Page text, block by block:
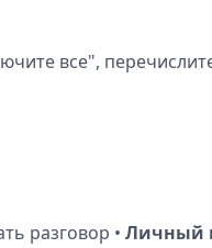
все",
разговор • Личный